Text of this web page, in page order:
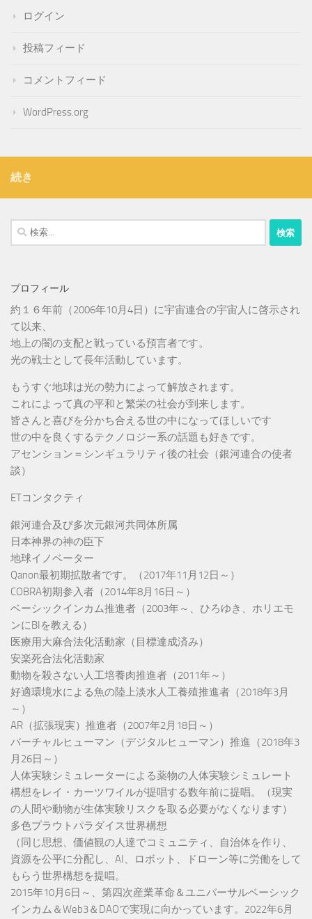
ログイン
投稿フィード
コメントフィード
WordPress.org
続き
検
索:
プロフィール
約１６年前（2006年10月4日）に宇宙連合の宇宙人に啓示され
て以来、
地上の闇の支配と戦っている預言者です。
光の戦士として長年活動しています。
もうすぐ地球は光の勢力によって解放されます。
これによって真の平和と繁栄の社会が到来します。
皆さんと喜びを分かち合える世の中になってほしいです
世の中を良くするテクノロジー系の話題も好きです。
アセンション＝シンギュラリティ後の社会（銀河連合の使者
談）
ETコンタクティ
銀河連合及び多次元銀河共同体所属
日本神界の神の臣下
地球イノベーター
Qanon最初期拡散者です。（2017年11月12日～）
COBRA初期参入者（2014年8月16日～）
ベーシックインカム推進者（2003年～、ひろゆき、ホリエモ
ンにBIを教える）
医療用大麻合法化活動家（目標達成済み）
安楽死合法化活動家
動物を殺さない人工培養肉推進者（2011年～）
好適環境水による魚の陸上淡水人工養殖推進者（2018年3月
～）
AR（拡張現実）推進者（2007年2月18日～）
バーチャルヒューマン（デジタルヒューマン）推進（2018年3
月26日～）
人体実験シミュレーターによる薬物の人体実験シミュレート
構想をレイ・カーツワイルが提唱する数年前に提唱。（現実
の人間や動物が生体実験リスクを取る必要がなくなります）
多色プラウトパラダイス世界構想
（同じ思想、価値観の人達でコミュニティ、自治体を作り、
資源を公平に分配し、AI、ロボット、ドローン等に労働をして
もらう世界構想を提唱。
2015年10月6日～、第四次産業革命＆ユニバーサルベーシック
インカム＆Web3＆DAOで実現に向かっています。2022年6月